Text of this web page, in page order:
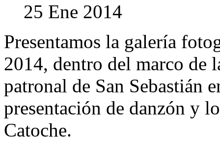
25 Ene 2014
Presentamos la galería
2014, dentro del marco de
patronal de San Sebastián
presentación de danzón y
Catoche.